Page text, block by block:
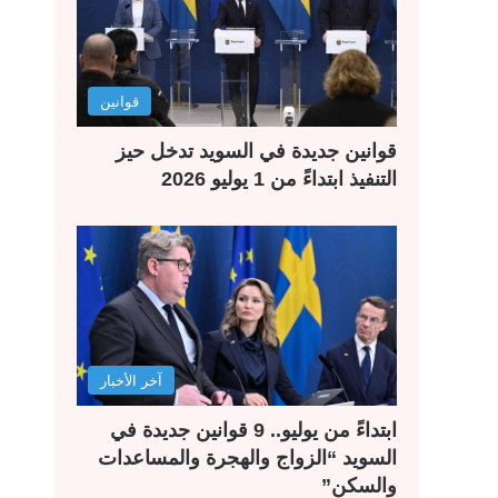
قوانين
قوانين جديدة في السويد تدخل حيز
التنفيذ ابتداءً من 1 يوليو 2026
آخر الأخبار
ابتداءً من يوليو.. 9 قوانين جديدة في
السويد “الزواج والهجرة والمساعدات
والسكن”